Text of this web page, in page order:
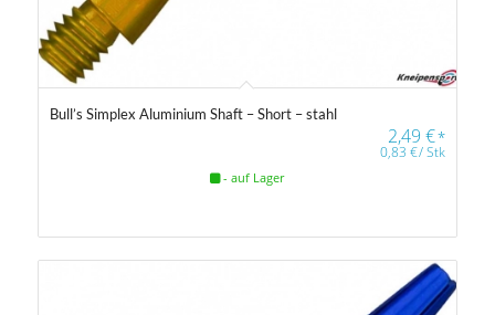
Bull’s Simplex Aluminium Shaft – Short – stahl
2,49€*
0,83€/Stk
- auf Lager